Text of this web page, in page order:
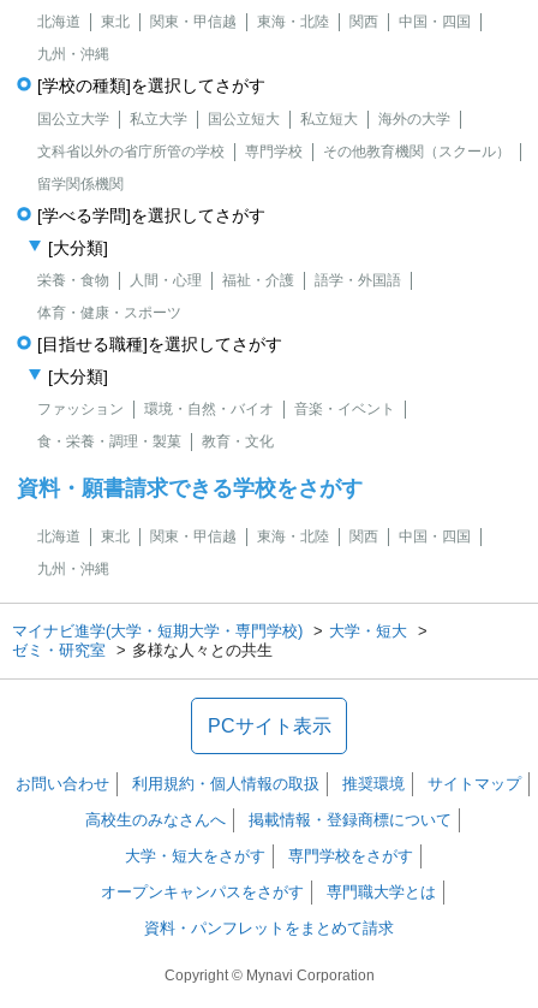
北海道 東北 関東・甲信越 東海・北陸 関西
中国・四国
九州・沖縄
[学校の種類]を選択してさがす
国公立大学 私立大学 国公立短大 私立短大
海外の大学
文科省以外の省庁所管の学校
専門学校
その他教育機関（スクール）
留学関係機関
[学べる学問]を選択してさがす
[大分類]
栄養・食物 人間・心理 福祉・介護
語学・外国語
体育・健康・スポーツ
[目指せる職種]を選択してさがす
[大分類]
ファッション 環境・自然・バイオ
音楽・イベント
食・栄養・調理・製菓
教育・文化
資料・願書請求できる学校をさがす
北海道 東北 関東・甲信越 東海・北陸 関西
中国・四国
九州・沖縄
マイナビ進学(大学・短期大学・専門学校)
大学・短大
ゼミ・研究室
多様な人々との共生
PCサイト表示
お問い合わせ 利用規約・個人情報の取扱 推奨環境
サイトマップ
高校生のみなさんへ
掲載情報・登録商標について
大学・短大をさがす
専門学校をさがす
オープンキャンパスをさがす
専門職大学とは
資料・パンフレットをまとめて請求
Copyright © Mynavi Corporation